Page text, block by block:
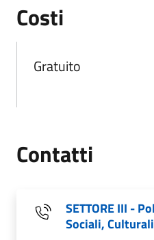
Costi
Gratuito
Contatti
SETTORE III -
Sociali, Culturali